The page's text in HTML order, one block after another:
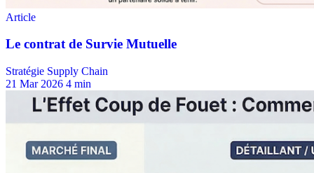
Stratégie Supply Chain
21 Mar 2026 4 min